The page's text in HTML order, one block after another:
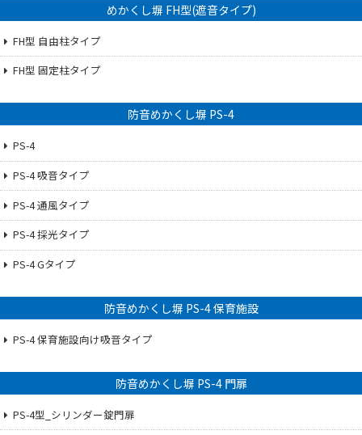
めかくし塀 FH型(遮音タイプ)
FH型 自由柱タイプ
FH型 固定柱タイプ
防音めかくし塀 PS-4
PS-4
PS-4 吸音タイプ
PS-4 通風タイプ
PS-4 採光タイプ
PS-4 Gタイプ
防音めかくし塀 PS-4 保育施設
PS-4 保育施設向け吸音タイプ
防音めかくし塀 PS-4 門扉
PS-4型_シリンダー錠門扉